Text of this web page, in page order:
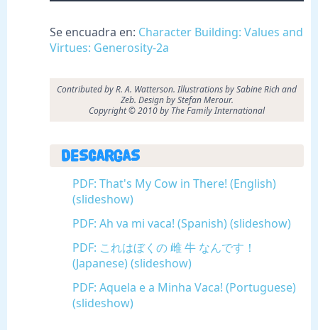
Se encuadra en: Character Building: Values and
Virtues: Generosity-2a
Contributed by R. A. Watterson. Illustrations by Sabine Rich and
Zeb. Design by Stefan Merour.
Copyright © 2010 by The Family International
Descargas
PDF: That's My Cow in There! (English)
(slideshow)
PDF: Ah va mi vaca! (Spanish) (slideshow)
PDF: これはぼくの 雌 牛 なんです！
(Japanese) (slideshow)
PDF: Aquela e a Minha Vaca! (Portuguese)
(slideshow)